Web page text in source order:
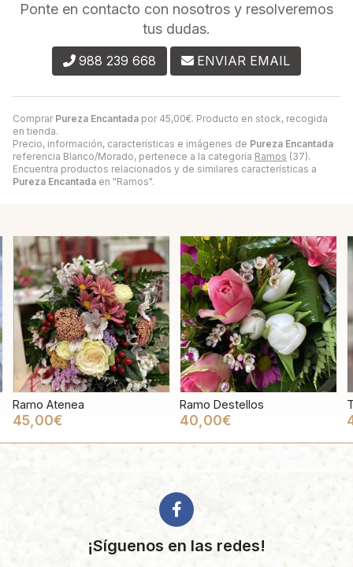
Comprar Pureza Encantada por 45,00€. Producto en stock, recogida
en tienda.
Precio, información, características e imágenes de Pureza Encantada
referencia Blanco/Morado, pertenece a la categoría Ramos (37).
Encuentra productos relacionados y de similares características a
Pureza Encantada en "Ramos".
Ponte en contacto con nosotros y resolveremos
tus dudas.
988 239 668 ENVIAR EMAIL
Ramo Atenea
45,00€
Ramo Destellos
40,00€
¡Síguenos en las redes!